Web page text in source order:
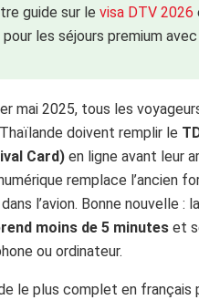
guide sur le visa DTV 2026
les séjours premium avec
mai 2025, tous les
doivent remplir le
Card) en ligne avant leur
remplace l’ancien
l’avion. Bonne nouvelle :
moins de 5 minutes et
ou ordinateur.
le plus complet en français